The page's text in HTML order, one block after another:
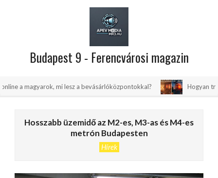
Budapest 9 - Ferencvárosi magazin
Navigationmi lesz a bevásárlóközpontokkal? Hogyan trükközhetsz,
Hosszabb üzemidő az M2-es, M3-as és M4-es
metrón Budapesten
Hírek